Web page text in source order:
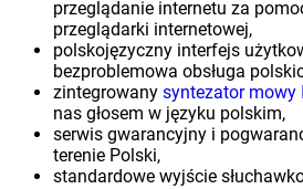
przeglądanie internetu za
przeglądarki internetowej,
polskojęzyczny interfejs
bezproblemowa obsługa
zintegrowany syntezator mowy
nas głosem w języku polskim,
serwis gwarancyjny i
terenie Polski,
standardowe wyjście